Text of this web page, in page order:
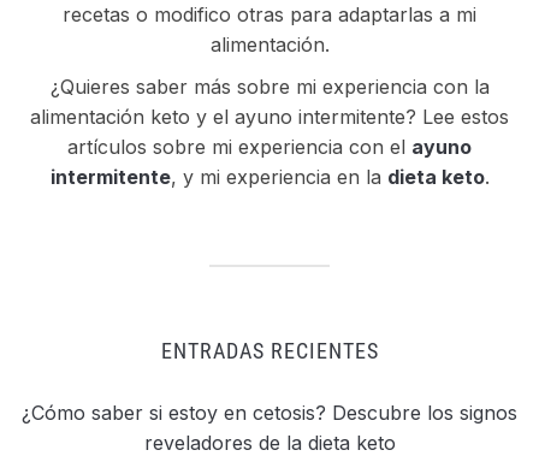
recetas o modifico otras para adaptarlas a mi
alimentación.
¿Quieres saber más sobre mi experiencia con la
alimentación keto y el ayuno intermitente? Lee estos
artículos sobre mi experiencia con el ayuno
intermitente, y mi experiencia en la dieta keto.
ENTRADAS RECIENTES
¿Cómo saber si estoy en cetosis? Descubre los signos
reveladores de la dieta keto